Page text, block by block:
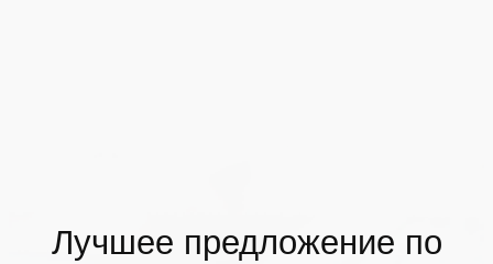
Лучшее предложение по